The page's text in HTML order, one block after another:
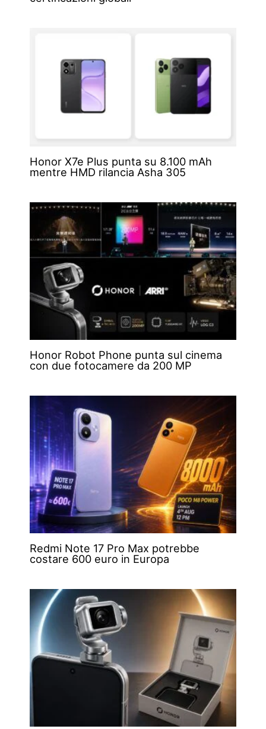
Honor X7e Plus punta su 8.100 mAh
mentre HMD rilancia Asha 305
Honor Robot Phone punta sul cinema
con due fotocamere da 200 MP
Redmi Note 17 Pro Max potrebbe
costare 600 euro in Europa